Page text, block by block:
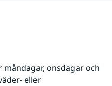
onsdagar och
eller